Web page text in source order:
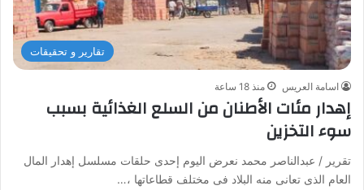
تقارير و تحقيقات
اسامة العريس منذ 18 ساعة
إهدار مئات الأطنان من السلع الغذائية بسبب
سوء التخزين
تقرير / عبدالناصر محمد نعرض اليوم إحدى حلقات مسلسل إهدار المال
العام الذى تعانى منه البلاد فى مختلف قطاعاتها ،…